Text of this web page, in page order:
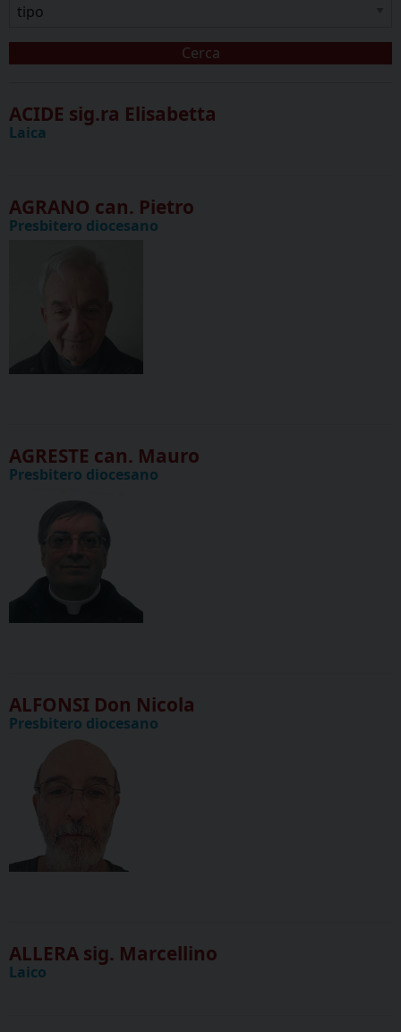
Cerca
ACIDE sig.ra Elisabetta
Laica
AGRANO can. Pietro
Presbitero diocesano
AGRESTE can. Mauro
Presbitero diocesano
ALFONSI Don Nicola
Presbitero diocesano
ALLERA sig. Marcellino
Laico